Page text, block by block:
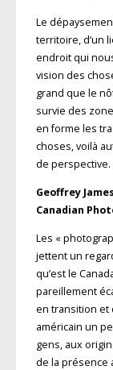
Le
territoire, d’un
endroit qui
vision des
grand que le
survie des
en forme les
choses, voilà
de perspective.
Geoffrey James
Canadian
Les «
jettent un
qu’est le
pareillement
en transition et
américain un
gens, aux
de la présence